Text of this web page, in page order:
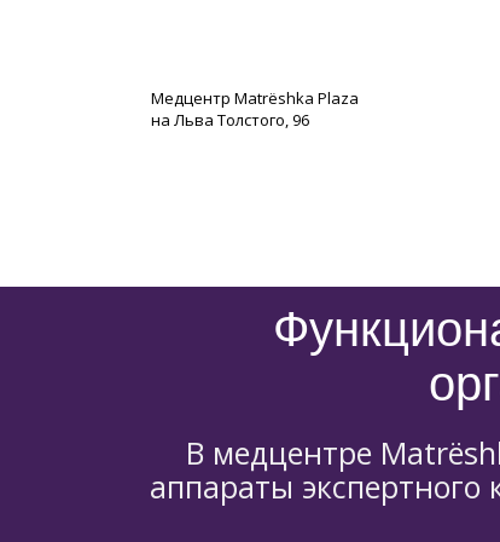
Медцентр Matrёshka Plaza
на Льва Толстого, 96
В медцентре
аппараты